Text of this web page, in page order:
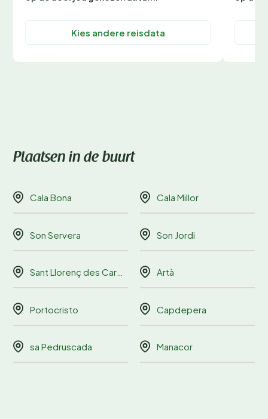
Kies andere reisdata
Plaatsen in de buurt
Cala Bona Cala Millor
Son Servera Son Jordi
Sant Llorenç des Cardassar Artà
Portocristo Capdepera
sa Pedruscada Manacor